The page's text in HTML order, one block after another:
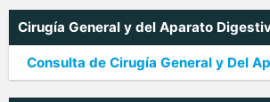
Cirugía General y del Aparato
Consulta de Cirugía General y Del